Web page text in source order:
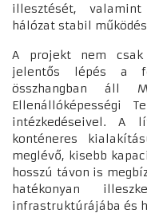
illesztését,
hálózat stabil
A projekt nem csak
jelentős lépés a
összhangban áll
Ellenállóképességi
intézkedéseivel. A
konténeres
meglévő, kisebb
hosszú távon is
hatékonyan
infrastruktúrájába és